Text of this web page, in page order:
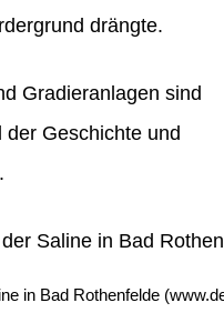
drängte.
Gradieranlagen sind
der Geschichte und
in Bad Rothenfelde